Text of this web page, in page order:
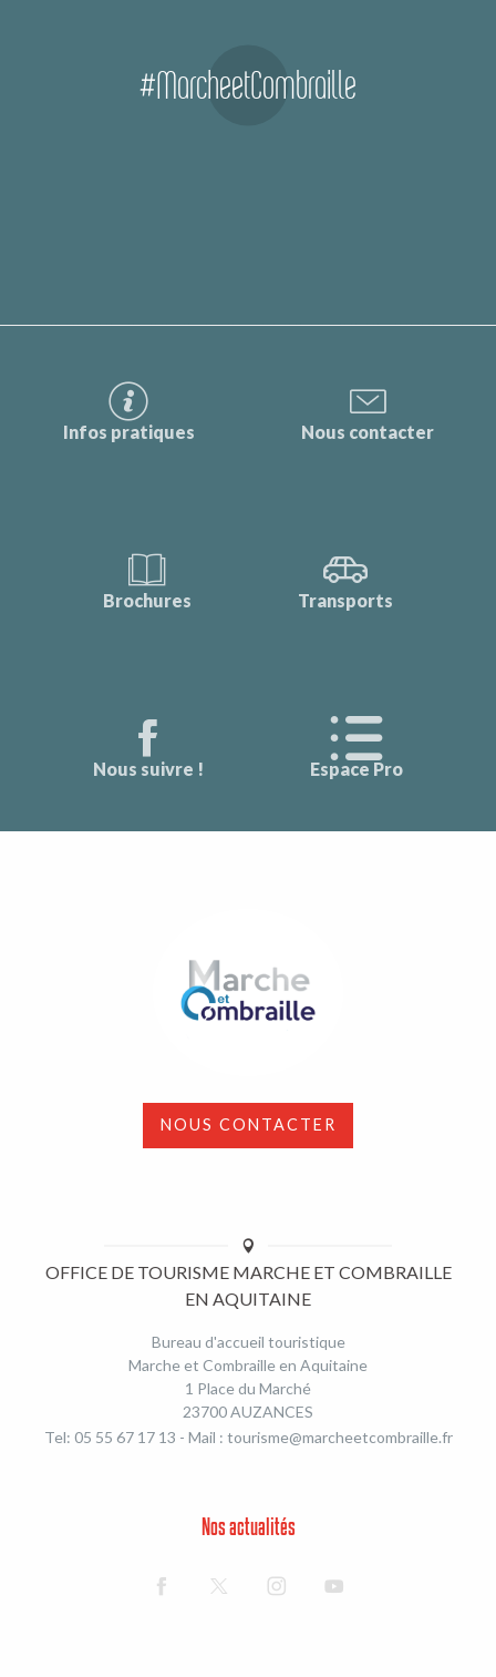
#MarcheetCombraille
Infos pratiques Nous contacter
Brochures Transports
Nous suivre ! Espace Pro
NOUS CONTACTER
OFFICE DE TOURISME MARCHE ET COMBRAILLE
EN AQUITAINE
Bureau d'accueil touristique
Marche et Combraille en Aquitaine
1 Place du Marché
23700 AUZANCES
Tel: 05 55 67 17 13 - Mail : tourisme@marcheetcombraille.fr
Nos actualités